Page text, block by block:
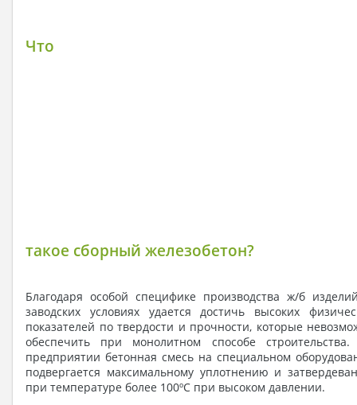
Что
такое сборный железобетон?
Благодаря особой специфике производства ж/б
заводских условиях удается достичь высоких
показателей по твердости и прочности, которые
обеспечить при монолитном способе
предприятии бетонная смесь на специальном
подвергается максимальному уплотнению и
при температуре более 100ºС при высоком давлении.